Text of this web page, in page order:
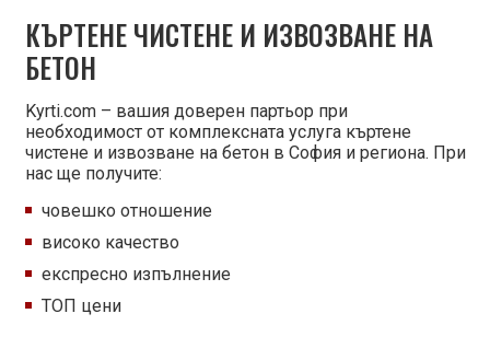
КЪРТЕНЕ ЧИСТЕНЕ И ИЗВОЗВАНЕ НА
БЕТОН
Kyrti.com – вашия доверен партьор при
необходимост от комплексната услуга къртене
чистене и извозване на бетон в София и региона. При
нас ще получите:
човешко отношение
високо качество
експресно изпълнение
ТОП цени